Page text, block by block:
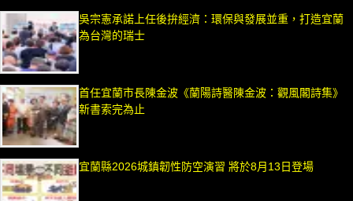
吳宗憲承諾上任後拚經濟：環保與發展並重，打造宜蘭
為台灣的瑞士
首任宜蘭市長陳金波《蘭陽詩醫陳金波：觀風閣詩集》
新書索完為止
宜蘭縣2026城鎮韌性防空演習 將於8月13日登場